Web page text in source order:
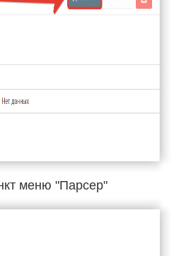
меню "Парсер"